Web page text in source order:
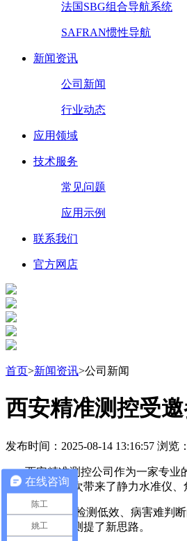
法国SBG组合导航系统
SAFRAN惯性导航
新闻资讯
公司新闻
行业动态
应用领域
技术服务
常见问题
应用示例
联系我们
官方网店
首页>新闻资讯>公司新闻
西安精准测控受
发布时间：2025-08-14 13:16:57 浏览
西安精准测控公司作为一家专业的
相关需求，本次带来了静力水准仪
针对桥梁检测低效、病害难判断的
梁病害快速检测提了新思路。
在线咨询
陈工
姚工